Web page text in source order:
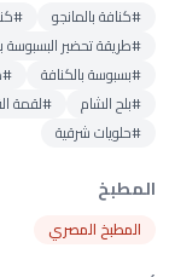
#كنافة بالمانجو
#طريقة تحضير البسبوسة
#بسبوسة بالكنافة
#بلح الشام
#لقمة
#حلويات شرقية
المطبخ
المطبخ المصري